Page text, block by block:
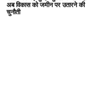
अब विकास को जमीन पर उतारने की
चुनौती